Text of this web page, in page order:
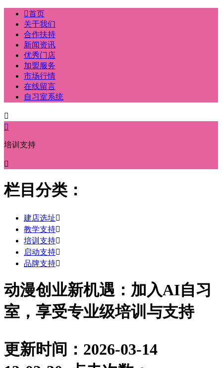
首页
关于我们
合作扶持
新闻资讯
优秀门店
加盟服务
市场行情
在线留言
自习室系统


培训支持

栏目分类：
建店选址
教学支持
培训支持
启动支持
品牌支持
动漫创业新机遇：加入AI自习
室，享受专业级培训与支持
更新时间：2026-03-14